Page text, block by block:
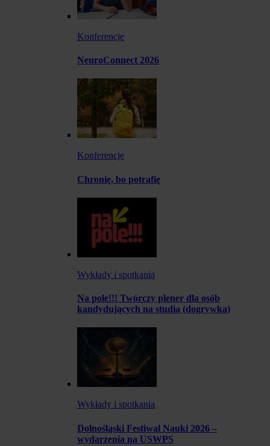
Konferencje
NeuroConnect 2026
Konferencje
Chronię, bo potrafię
Wykłady i spotkania
Na pole!!! Twórczy plener dla osób
kandydujących na studia (dogrywka)
Wykłady i spotkania
Dolnośląski Festiwal Nauki 2026 –
wydarzenia na USWPS